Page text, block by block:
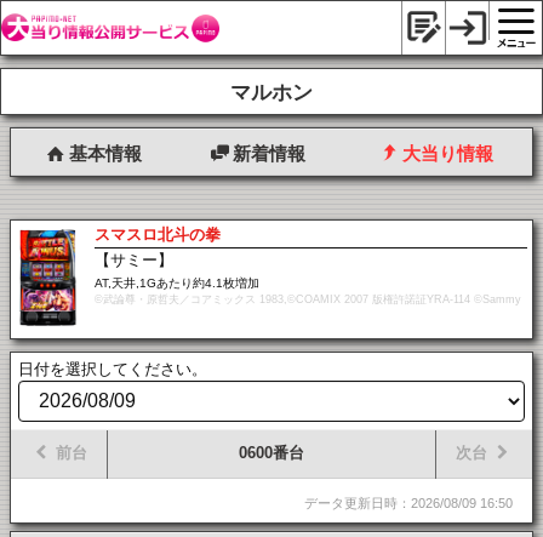
マルホン
基本情報 新着情報 大当り情報
スマスロ北斗の拳
【サミー】
AT,天井,1Gあたり約4.1枚増加
©武論尊・原哲夫／コアミックス 1983,©COAMIX 2007 版権許諾証YRA-114 ©Sammy
日付を選択してください。
前台 0600番台 次台
データ更新日時：2026/08/09 16:50